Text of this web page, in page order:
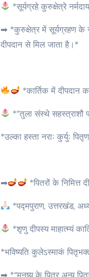
*सूर्यग्रहे कुरुक्षेत्रे
➡ *कुरुक्षेत्र में सूर्यग्रहण के
दीपदान से मिल जाता है।*
*कार्तिक में दीपदान
*”तुला संस्थे सहस्त्राशौ
*उल्का हस्ता नराः कुर्युः
➡ *पितरों के
*पद्मपुराण, उत्तरखंड,
*शृणु दीपस्य माहात्म्यं
*भविष्यति कुलेऽस्माकं
➡ *“मनुष्य के पितर अन्य